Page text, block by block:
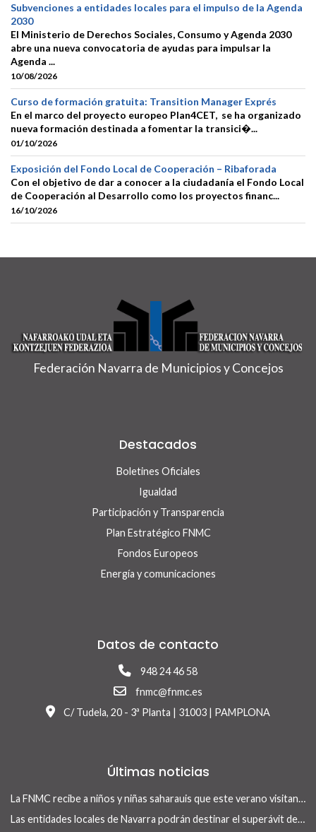
Subvenciones a entidades locales para el impulso de la Agenda
2030
El Ministerio de Derechos Sociales, Consumo y Agenda 2030
abre una nueva convocatoria de ayudas para impulsar la
Agenda ...
10/08/2026
Curso de formación gratuita: Transition Manager Exprés
En el marco del proyecto europeo Plan4CET, se ha organizado
nueva formación destinada a fomentar la transici�...
01/10/2026
Exposición del Fondo Local de Cooperación – Ribaforada
Con el objetivo de dar a conocer a la ciudadanía el Fondo Local
de Cooperación al Desarrollo como los proyectos financ...
16/10/2026
Federación Navarra de Municipios y Concejos
Destacados
Boletines Oficiales
Igualdad
Participación y Transparencia
Plan Estratégico FNMC
Fondos Europeos
Energía y comunicaciones
Datos de contacto
948 24 46 58
fnmc@fnmc.es
C/ Tudela, 20 - 3ª Planta | 31003 | PAMPLONA
Últimas noticias
La FNMC recibe a niños y niñas saharauis que este verano visitan Navarra con el programa Vacaciones en Paz
Las entidades locales de Navarra podrán destinar el superávit de 2025 a inversiones financieramente sostenibles tras la aprobación del Real Decreto-ley 13/2026